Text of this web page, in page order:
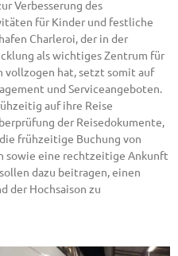
Verbesserung des
für Kinder und festliche
Charleroi, der in der
als wichtiges Zentrum für
hat, setzt somit auf
und Serviceangeboten.
auf ihre Reise
der Reisedokumente,
frühzeitige Buchung von
sowie eine rechtzeitige Ankunft
dazu beitragen, einen
der Hochsaison zu